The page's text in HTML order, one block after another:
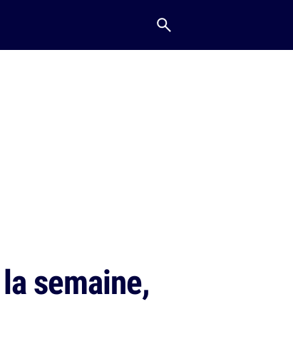
semaine,